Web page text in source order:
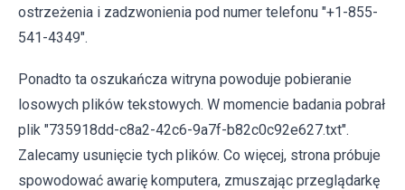
ostrzeżenia i zadzwonienia pod numer telefonu "+1-855-
541-4349".
Ponadto ta oszukańcza witryna powoduje pobieranie
losowych plików tekstowych. W momencie badania pobrał
plik "735918dd-c8a2-42c6-9a7f-b82c0c92e627.txt".
Zalecamy usunięcie tych plików. Co więcej, strona próbuje
spowodować awarię komputera, zmuszając przeglądarkę